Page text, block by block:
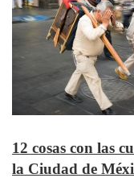
12 cosas con las
la Ciudad de